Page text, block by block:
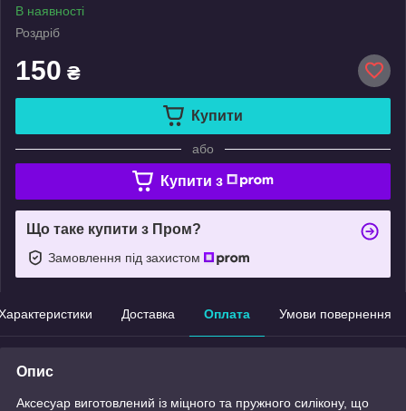
В наявності
Роздріб
150 ₴
Купити
або
Купити з
Що таке купити з Пром?
Замовлення під захистом
Доставка Оплата Умови повернення
Опис
Аксесуар виготовлений із міцного та пружного силікону, що